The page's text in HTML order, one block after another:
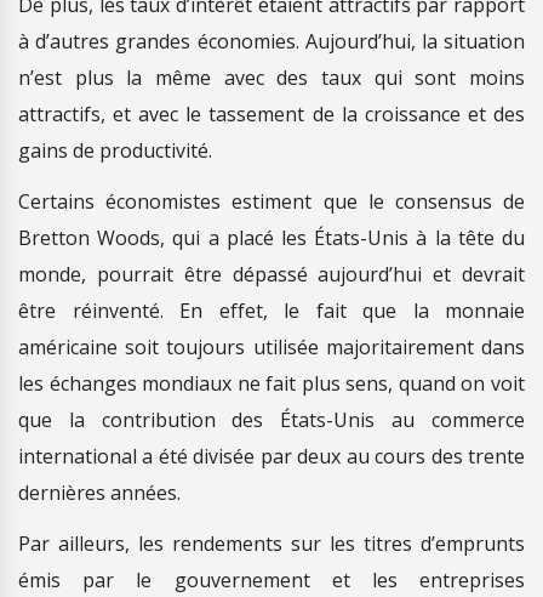
De plus, les taux d’intérêt étaient attractifs par rapport
à d’autres grandes économies. Aujourd’hui, la situation
n’est plus la même avec des taux qui sont moins
attractifs, et avec le tassement de la croissance et des
gains de productivité.
Certains économistes estiment que le consensus de
Bretton Woods, qui a placé les États-Unis à la tête du
monde, pourrait être dépassé aujourd’hui et devrait
être réinventé. En effet, le fait que la monnaie
américaine soit toujours utilisée majoritairement dans
les échanges mondiaux ne fait plus sens, quand on voit
que la contribution des États-Unis au commerce
international a été divisée par deux au cours des trente
dernières années.
Par ailleurs, les rendements sur les titres d’emprunts
émis par le gouvernement et les entreprises